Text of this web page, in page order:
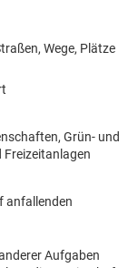
Wege, Plätze
Grün- und
Freizeitanlagen
anfallenden
Aufgaben